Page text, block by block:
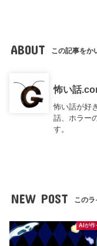
ABOUT この記事をか
怖い話
怖い話が好
話、ホラー
す。
NEW POST この
AIが作